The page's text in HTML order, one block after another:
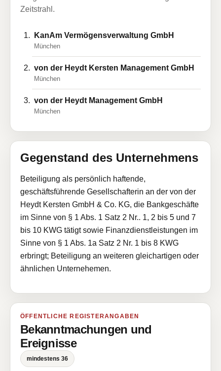
Zeitstrahl.
KanAm Vermögensverwaltung GmbH
München
von der Heydt Kersten Management GmbH
München
von der Heydt Management GmbH
München
Gegenstand des Unternehmens
Beteiligung als persönlich haftende,
geschäftsführende Gesellschafterin an der von der
Heydt Kersten GmbH & Co. KG, die Bankgeschäfte
im Sinne von § 1 Abs. 1 Satz 2 Nr.. 1, 2 bis 5 und 7
bis 10 KWG tätigt sowie Finanzdienstleistungen im
Sinne von § 1 Abs. 1a Satz 2 Nr. 1 bis 8 KWG
erbringt; Beteiligung an weiteren gleichartigen oder
ähnlichen Unternehemen.
ÖFFENTLICHE REGISTERANGABEN
Bekanntmachungen und
Ereignisse
mindestens 36